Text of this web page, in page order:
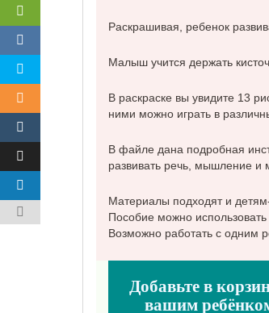
Раскрашивая, ребенок
Малыш учится держать
В раскраске вы увидите 13
ними можно играть в
В файле дана подробная
развивать речь, мышление и
Материалы подходят и
Пособие можно использовать
Возможно работать с одним
Добавьте в
вашим